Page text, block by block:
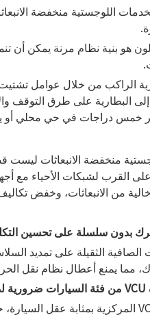
اللوجستية منخفضة
الراكب من خلال عوامل
البطارية على طرق التوقف
في حي محلي أو يتوسع إلى شبكة متعددة المدن
منخفضة الانبعاثات ليست
على القرب لشبكات الأحياء
من الانبعاثات، وخفض
الصافية الثقيلة على تمديد
مما يمنع أعطال نظام نقل